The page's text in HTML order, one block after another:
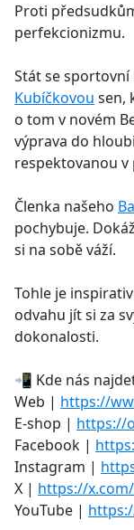
Proti
perfekcionizmu.
Stát se
Kubíčkovou sen,
o tom v novém
výprava do
respektovanou
Členka našeho
pochybuje.
si na sobě váží.
Tohle je
odvahu jít si za
dokonalosti.
📲 Kde nás
Web | https://
E-shop | https://
Facebook |
Instagram |
X | https://
YouTube |